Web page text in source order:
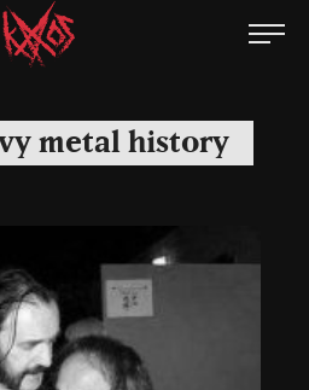
Kaaoszine
metal history